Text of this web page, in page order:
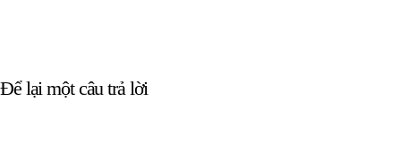
Để lại một câu trả lời